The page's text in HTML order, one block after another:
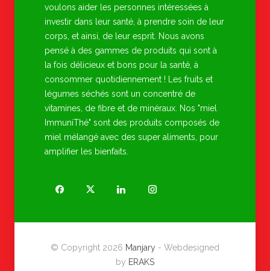
voulons aider les personnes intéressées à
investir dans leur santé, à prendre soin de leur
corps, et ainsi, de leur esprit. Nous avons
pensé à des gammes de produits qui sont à
la fois délicieux et bons pour la santé, à
consommer quotidiennement ! Les fruits et
légumes séchés sont un concentré de
vitamines, de fibre et de minéraux. Nos "miel
ImmuniThé" sont des produits composés de
miel mélangé avec des super aliments, pour
amplifier les bienfaits.
© Copyright 2026 Manjary - Webdesigned
by ERAKS